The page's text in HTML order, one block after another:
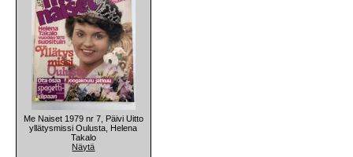
Me Naiset 1979 nr 7, Päivi Uitto
yllätysmissi Oulusta, Helena
Takalo
Näytä